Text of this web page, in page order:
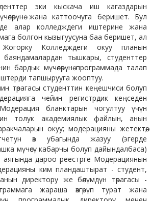
эки кыскача иш кагаздарын
жана каттоочуга беришет. Бул
алар колледждеги иштерине жана
болгон кызыгуусуна баа беришет, ал
Колледждеги окуу планын
тышкары, студенттер
бардык мүчөлөрүнө программада талап
тапшырууга жооптуу.
төрагасы студенттин кеңешчиси болуп
чейин регистрдик кеңседен
бланктарын чогултуу үчүн
толук академиялык файлын, анын
окуу; модерацияны жетектөө;
өз убагында жазуу (эгерде
мүчөсү кабарчы болуп дайындалбаса)
дароо реестрге Модерациянын
ким пландаштырат - студент,
директору же бөлүмдүн төрагасы -
жараша өзгөрүп турат жана